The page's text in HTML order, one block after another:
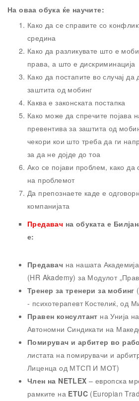
На оваа обука ќе научите:
Како да се справите со
средина
Како да разликувате што е
права, а што е дискриминација
Како да постапите во случај
заштита од мобинг
Каква е законската постапка
Како може да спречите појава
превентива за заштита од
чекори кои што треба да ги
за да не дојде до тоа
Ако се појави проблем, како да
на проблемот
Да препознаете каде е
компанијата
Предавач на обуката е
е:
Предавач на нашата
(HR Akademy) за Модулот
Тренер за тренери за мобинг
- психотерапевт Костелиќ, од
Правен консултант на Унија
Автономни Синдикати на
Помирувач и арбитер во
листата на помирувачи и
Лиценца од МТСП И МОТ)
Член на NETLEX – европска
рамките на ETUC (Europian